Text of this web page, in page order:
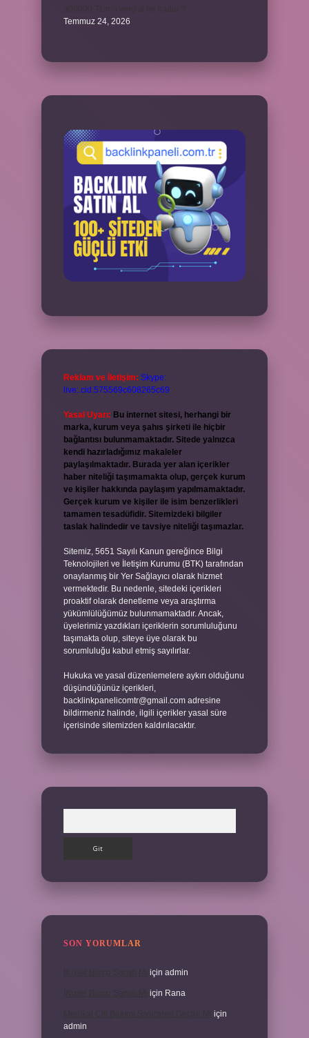
Temmuz 24, 2026
Reklam ve İletişim: Skype:
live:.cid.575569c608265c69
Yasal Uyarı: Bu internet sitesi, herhangi bir
marka, kurum veya şahıs şirketi ile hiçbir
bağlantısı bulunmamaktadır. Sitede yalnızca
kendi hazırladığımız makaleler
paylaşılmaktadır. Burada yer alan içerikler
haber niteliği taşımamakta olup, gerçek kurum
ve kişiler hakkında paylaşım yapılmamaktadır.
Gerçek kurum ve kişiler ile isim benzerlikleri
tamamen tesadüfidir. Sitemizdeki bilgiler
taslak halindedir ve tavsiye niteliği taşımazlar.
Sitemiz, 5651 Sayılı Kanun gereğince Bilgi
Teknolojileri ve İletişim Kurumu (BTK) tarafından
onaylanmış bir Yer Sağlayıcı olarak hizmet
vermektedir. Bu nedenle, sitedeki içerikleri
proaktif olarak denetleme veya araştırma
yükümlülüğümüz bulunmamaktadır. Ancak,
üyelerimiz yazdıkları içeriklerin sorumluluğunu
taşımakta olup, siteye üye olarak bu
sorumluluğu kabul etmiş sayılırlar.
Hukuka ve yasal düzenlemelere aykırı olduğunu
düşündüğünüz içerikleri,
backlinkpanelicomtr@gmail.com adresine
bildirmeniz halinde, ilgili içerikler yasal süre
içerisinde sitemizden kaldırılacaktır.
SON YORUMLAR
için admin
için Rana
için
admin